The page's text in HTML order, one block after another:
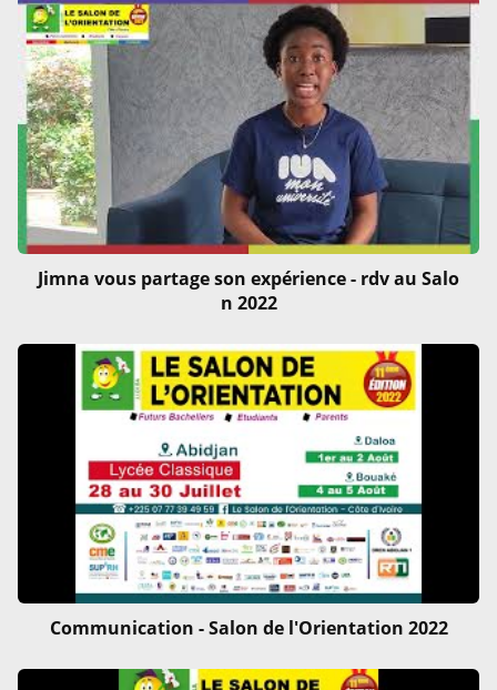
Jimna vous partage son expérience - rdv au Salo
n 2022
Communication - Salon de l'Orientation 2022